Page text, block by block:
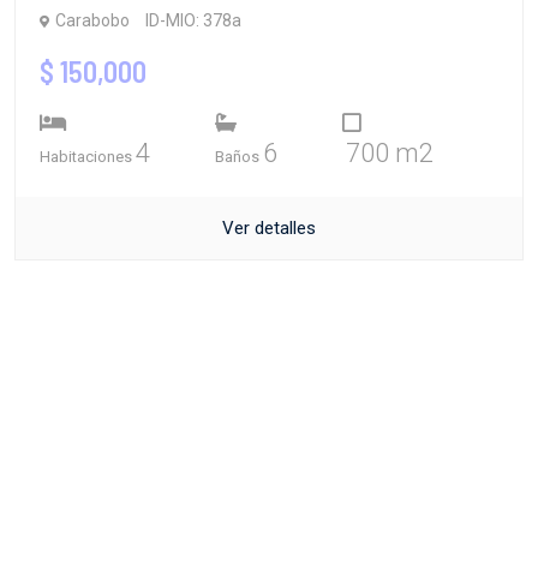
Carabobo ID-MIO: 378a
$ 150,000
Habitaciones 4 Baños 6 700 m2
Ver detalles